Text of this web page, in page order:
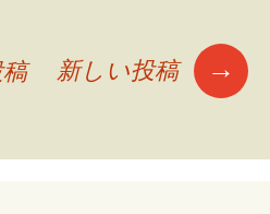
新しい投稿 →